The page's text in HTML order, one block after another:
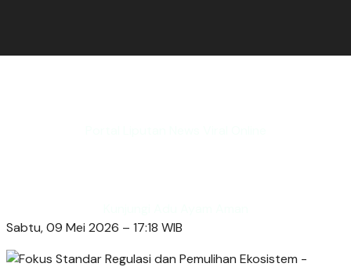
Sabtu, 09 Mei 2026 – 17:18 WIB